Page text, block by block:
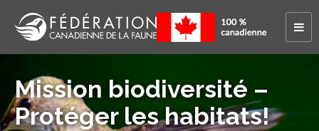
Mission biodiversité –
Protéger les habitats!